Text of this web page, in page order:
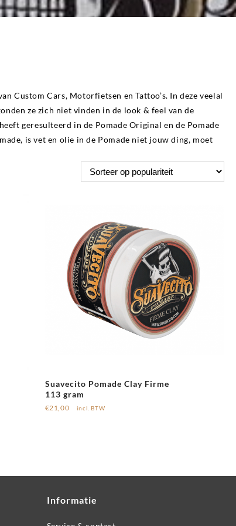
Custom Cars, Motorfietsen en Tattoo’s. In deze veelal
ze zich niet vinden in de look & feel van de
geresulteerd in de Pomade Original en de Pomade
is vet en olie in de Pomade niet jouw ding, moet
Suavecito Pomade Clay Firme
113 gram
€21,00 incl. BTW
Informatie